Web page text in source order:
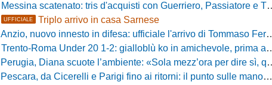
Messina scatenato: tris d'acquisti con Guerriero, Passiatore e Theodore
UFFICIALE Triplo arrivo in casa Sarnese
Anzio, nuovo innesto in difesa: ufficiale l'arrivo di Tommaso Ferraro
Trento-Roma Under 20 1-2: gialloblù ko in amichevole, prima apparizione per Caia
Perugia, Diana scuote l’ambiente: «Sola mezz’ora per dire sì, qui per costruire una squadra da livello»
Pescara, da Cicerelli e Parigi fino ai ritorni: il punto sulle manovre del Delfino